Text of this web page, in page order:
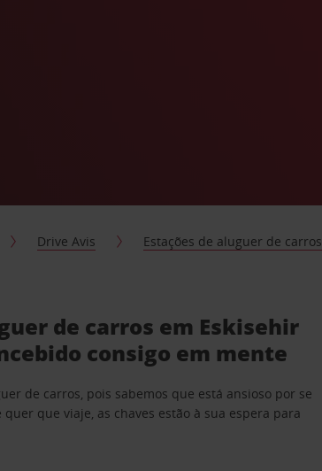
Drive Avis Estações de aluguer de carros
de carros em Eskisehir
consigo em mente
de carros, pois sabemos que está ansioso por se
que viaje, as chaves estão à sua espera para